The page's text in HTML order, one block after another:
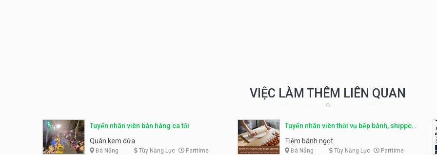
VIỆC LÀM THÊM LIÊN QUAN
Tuyển nhân viên bán hàng ca tối
Quán kem dừa
Đà Nẵng Tùy Năng Lực Parttime
Tuyển nhân viên thời vụ bếp bánh, shipper
parttime
Tiệm bánh ngọt
Đà Nẵng Tùy Năng Lực Parttime